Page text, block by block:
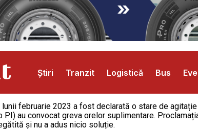
Știri Tranzit Logistică Bus
Publicitate Contact
februarie 2023 a fost declarată o stare de
PI) au convocat greva orelor suplimentare.
și nu a adus nicio soluție.